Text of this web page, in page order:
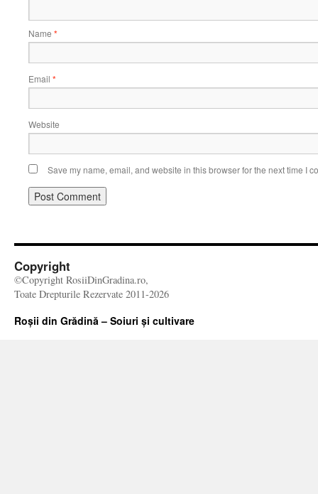
Name *
Email *
Website
Save my name, email, and website in this browser for the next time I
Copyright
©Copyright RosiiDinGradina.ro,
Toate Drepturile Rezervate 2011-2026
Roșii din Grădină – Soiuri și cultivare